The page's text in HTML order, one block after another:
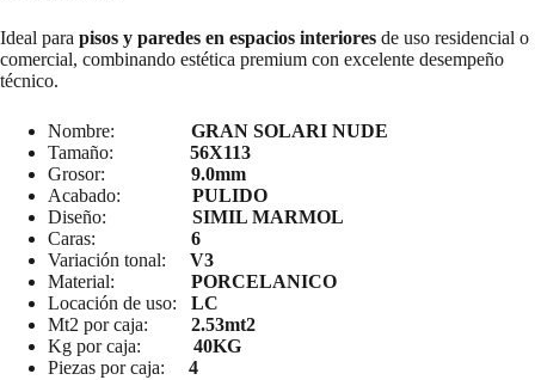
Ideal para pisos y paredes en espacios interiores de uso residencial o
comercial, combinando estética premium con excelente desempeño
técnico.
Nombre: GRAN SOLARI NUDE
Tamaño: 56X113
Grosor: 9.0mm
Acabado: PULIDO
Diseño: SIMIL MARMOL
Caras: 6
Variación tonal: V3
Material: PORCELANICO
Locación de uso: LC
Mt2 por caja: 2.53mt2
Kg por caja: 40KG
Piezas por caja: 4